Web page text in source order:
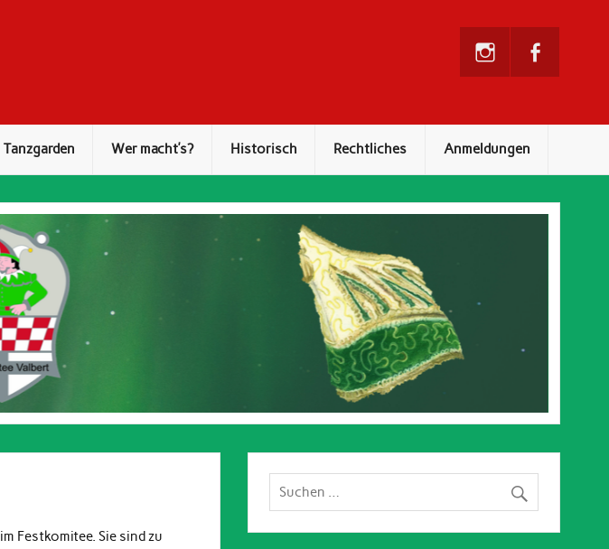
Tanzgarden Wer macht’s? Historisch Rechtliches Anmeldungen
Festkomitee. Sie sind zu